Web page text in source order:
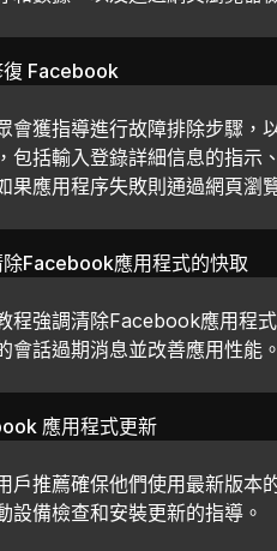
復 Facebook
會獲指導進行故障排除步驟，
包括輸入登錄詳細信息的指示
果應用程序失敗則通過網頁瀏
Facebook應用程式的快取
程強調清除Facebook應用程
會話過期消息並改善應用性能。
應用程式更新
戶推薦確保他們使用最新版本
設備檢查和安裝更新的指導。